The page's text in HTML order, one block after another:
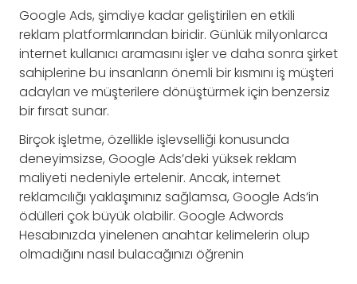
Google Ads, şimdiye kadar geliştirilen en etkili
reklam platformlarından biridir. Günlük milyonlarca
internet kullanıcı aramasını işler ve daha sonra şirket
sahiplerine bu insanların önemli bir kısmını iş müşteri
adayları ve müşterilere dönüştürmek için benzersiz
bir fırsat sunar.
Birçok işletme, özellikle işlevselliği konusunda
deneyimsizse, Google Ads’deki yüksek reklam
maliyeti nedeniyle ertelenir. Ancak, internet
reklamcılığı yaklaşımınız sağlamsa, Google Ads’in
ödülleri çok büyük olabilir. Google Adwords
Hesabınızda yinelenen anahtar kelimelerin olup
olmadığını nasıl bulacağınızı öğrenin